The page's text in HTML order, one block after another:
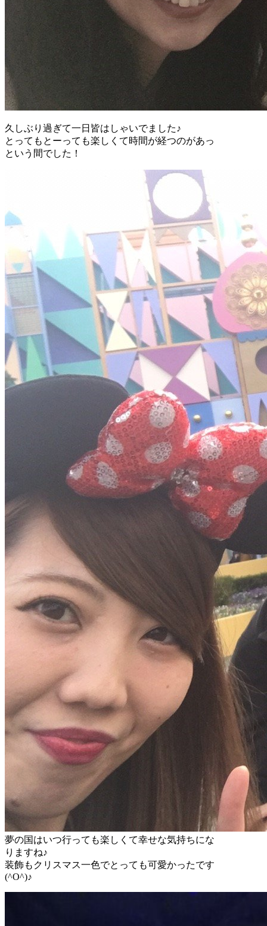
久しぶり過ぎて一日皆はしゃいでました♪
とってもとーっても楽しくて時間が経つのがあっ
という間でした！
夢の国はいつ行っても楽しくて幸せな気持ちにな
りますね♪
装飾もクリスマス一色でとっても可愛かったです
(^O^)♪